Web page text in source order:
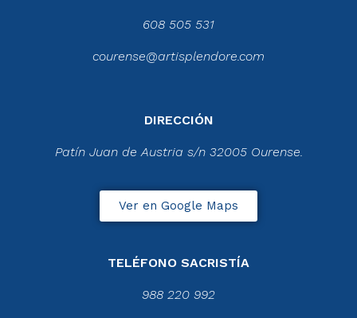
608 505 531
courense@artisplendore.com
DIRECCIÓN
Patín Juan de Austria s/n 32005 Ourense.
Ver en Google Maps
TELÉFONO SACRISTÍA
988 220 992